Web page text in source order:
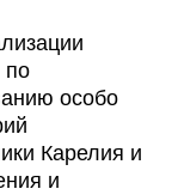
по
особо
Карелия и
и